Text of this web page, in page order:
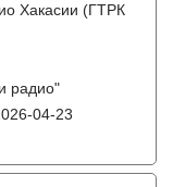
Хакасии (ГТРК
радио"
04-23